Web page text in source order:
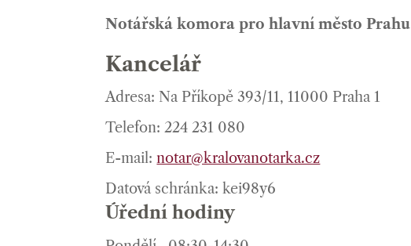
Notářská komora pro hlavní město Prahu
Kancelář
Adresa: Na Příkopě 393/11, 11000 Praha 1
Telefon: 224 231 080
E-mail:notar@kralovanotarka.cz
Datová schránka: kei98y6
Úřední hodiny